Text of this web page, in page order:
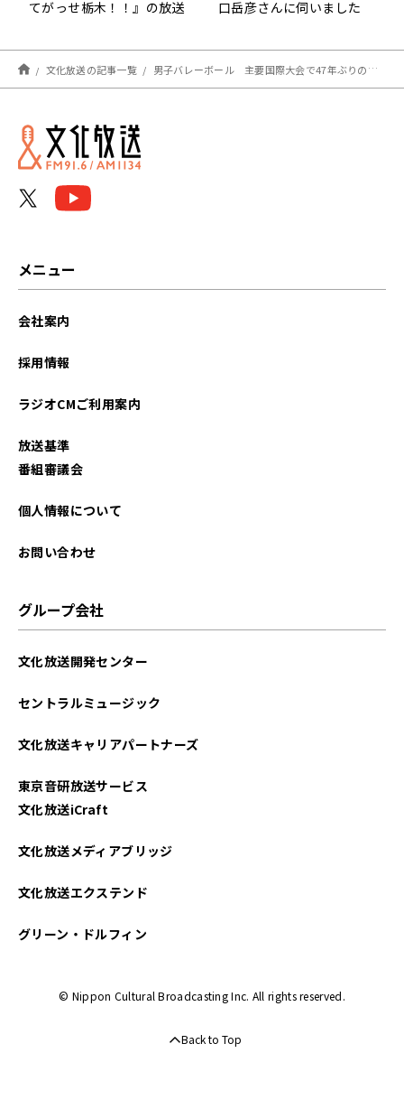
てがっせ栃木！！』の放送
担当させていただけるこ
と、県民冥利に尽きま
す！」
口岳彦さんに伺いました
文化放送の記事一覧 男子バレーボール 主要国際大会で47年ぶりの銀メダル
メニュー
会社案内
採用情報
ラジオCMご利用案内
放送基準
番組審議会
個人情報について
お問い合わせ
グループ会社
文化放送開発センター
セントラルミュージック
文化放送キャリアパートナーズ
東京音研放送サービス
文化放送iCraft
文化放送メディアブリッジ
文化放送エクステンド
グリーン・ドルフィン
© Nippon Cultural Broadcasting Inc. All rights reserved.
Back to Top